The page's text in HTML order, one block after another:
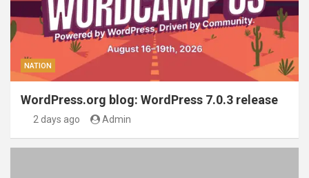
NATION
WordPress.org blog: WordPress 7.0.3 release
2 days ago Admin